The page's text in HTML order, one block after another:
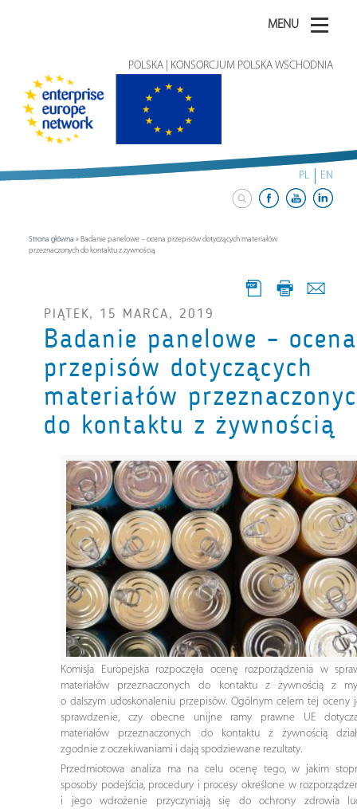
MENU
POLSKA | KONSORCJUM POLSKA WSCHODNIA
PL EN
Strona główna » Badanie panelowe – ocena przepisów dotyczących materiałów
przeznaczonych do kontaktu z żywnością
PIĄTEK, 15 MARCA, 2019
Badanie panelowe – ocena
przepisów dotyczących
materiałów
do kontaktu z żywnością
Komisja Europejska rozpoczęła ocenę rozporządzenia w
materiałów przeznaczonych do kontaktu z żywnością z
o dalszym udoskonaleniu przepisów. Ogólnym celem tej oceny
sprawdzenie, czy obecne unijne ramy prawne UE
materiałów przeznaczonych do kontaktu z żywnością
zgodnie z oczekiwaniami i dają spodziewane rezultaty.
Przedmiotowa analiza ma na celu ocenę tego, w jakim
sposoby podejścia, procedury i procesy określone w
i jego wdrożenie przyczyniają się do ochrony zdrowia